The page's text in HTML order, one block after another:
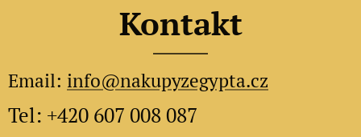
Kontakt
Email: info@nakupyzegypta.cz
Tel: +420 607 008 087